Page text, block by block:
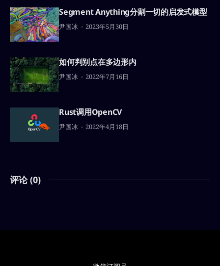
Segment Anything分割一切的启发式模型
尹国冰 2023年5月30日
如何判别点在多边形内
尹国冰 2022年7月16日
Rust调用OpenCV
尹国冰 2022年4月18日
评论 (0)